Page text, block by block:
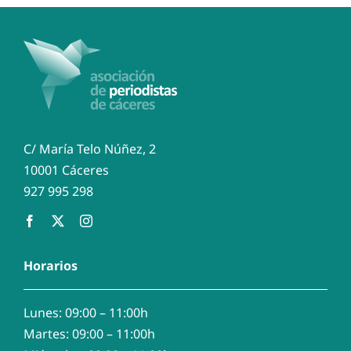
C/ María Telo Núñez, 2
10001 Cáceres
927 995 298
Horarios
Lunes: 09:00 – 11:00h
Martes: 09:00 – 11:00h